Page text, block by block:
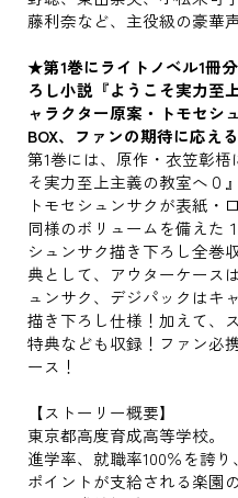
藤利奈など、主役級の豪華
★第1巻にライトノベル1冊
ろし小説『ようこそ実力至
ャラクター原案・トモセシ
BOX、ファンの期待に応え
第1巻には、原作・衣笠彰
そ実力至上主義の教室へ０
トモセシュンサクが表紙・
同様のボリュームを備えた
シュンサク描き下ろし全巻
典として、アウターケース
ュンサク、デジパックはキ
描き下ろし仕様！加えて、
特典なども収録！ファン必
ース！
【ストーリー概要】
東京都高度育成高等学校。
進学率、就職率100％を誇
ポイントが支給される楽園